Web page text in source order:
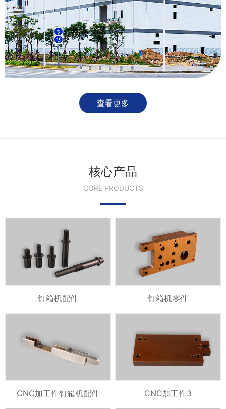
查看更多
核心产品
CORE PRODUCTS
钉箱机配件 钉箱机零件
CNC加工件钉箱机配件 CNC加工件3